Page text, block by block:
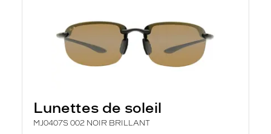
Lunettes de soleil
MJ0407S 002 NOIR BRILLANT